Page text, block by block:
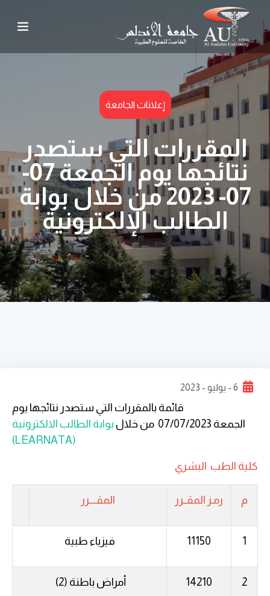
إعلانات الجامعة
المقررات التي ستصدر
نتائجها يوم الجمعة 07-
07- 2023 من خلال بوابة
الطالب الإلكترونية
6 - يوليو - 2023
قائمة بالمقررات التي ستصدر نتائجها يوم
الجمعة 07/07/2023 من خلال
بوابة الطالب الالكترونية
(LEARNATA)
كلية الطب البشري
م رمـز المقــرر المقــــرر
1
11150 فيزياء طبية
2
14210 أمراض باطنة (2)